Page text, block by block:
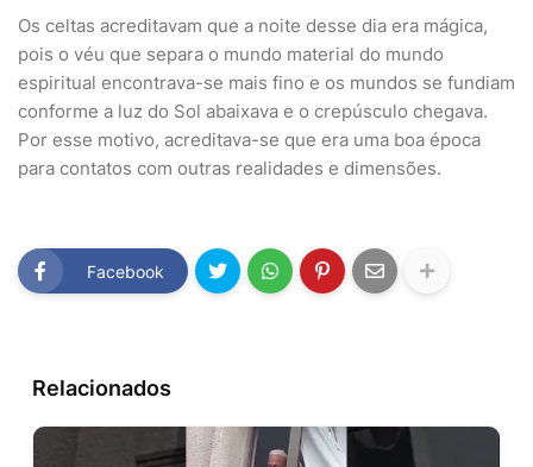
Os celtas acreditavam que a noite desse dia era mágica,
pois o véu que separa o mundo material do mundo
espiritual encontrava-se mais fino e os mundos se fundiam
conforme a luz do Sol abaixava e o crepúsculo chegava.
Por esse motivo, acreditava-se que era uma boa época
para contatos com outras realidades e dimensões.
Facebook
Relacionados